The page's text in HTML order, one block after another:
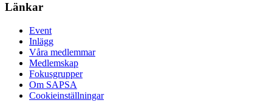
Länkar
Event
Inlägg
Våra medlemmar
Medlemskap
Fokusgrupper
Om SAPSA
Cookieinställningar